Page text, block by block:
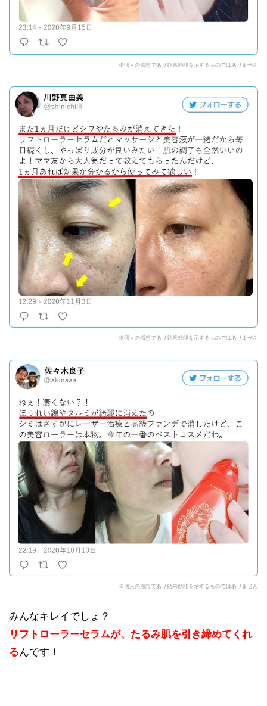
※個人の感想であり効果効能を示するものではありません
※個人の感想であり効果効能を示するものではありません
※個人の感想であり効果効能を示するものではありません
みんなキレイでしょ？
リフトローラーセラムが、たるみ肌を引き締めてくれ
るんです！